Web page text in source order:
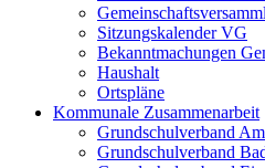
Sitzungskalender VG
Bekanntmachungen
Haushalt
Ortspläne
Kommunale Zusammenarbeit
Grundschulverband
Grundschulverband